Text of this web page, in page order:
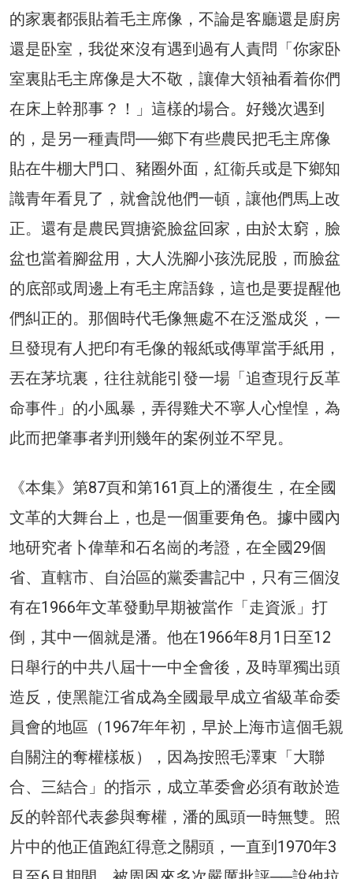
的家裏都張貼着毛主席像，不論是客廳還是廚房
還是卧室，我從來沒有遇到過有人責問「你家卧
室裏貼毛主席像是大不敬，讓偉大領袖看着你們
在床上幹那事？！」這樣的場合。好幾次遇到
的，是另一種責問──鄉下有些農民把毛主席像
貼在牛棚大門口、豬圈外面，紅衞兵或是下鄉知
識青年看見了，就會說他們一頓，讓他們馬上改
正。還有是農民買搪瓷臉盆回家，由於太窮，臉
盆也當着腳盆用，大人洗腳小孩洗屁股，而臉盆
的底部或周邊上有毛主席語錄，這也是要提醒他
們糾正的。那個時代毛像無處不在泛濫成災，一
旦發現有人把印有毛像的報紙或傳單當手紙用，
丟在茅坑裏，往往就能引發一場「追查現行反革
命事件」的小風暴，弄得雞犬不寧人心惶惶，為
此而把肇事者判刑幾年的案例並不罕見。
《本集》第87頁和第161頁上的潘復生，在全國
文革的大舞台上，也是一個重要角色。據中國內
地研究者卜偉華和石名崗的考證，在全國29個
省、直轄市、自治區的黨委書記中，只有三個沒
有在1966年文革發動早期被當作「走資派」打
倒，其中一個就是潘。他在1966年8月1日至12
日舉行的中共八屆十一中全會後，及時單獨出頭
造反，使黑龍江省成為全國最早成立省級革命委
員會的地區（1967年年初，早於上海市這個毛親
自關注的奪權樣板），因為按照毛澤東「大聯
合、三結合」的指示，成立革委會必須有敢於造
反的幹部代表參與奪權，潘的風頭一時無雙。照
片中的他正值跑紅得意之關頭，一直到1970年3